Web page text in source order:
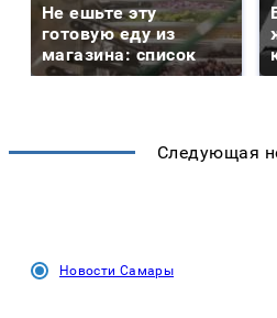
Не ешьте эту
готовую еду из
магазина: список
Следующая
Новости Самары